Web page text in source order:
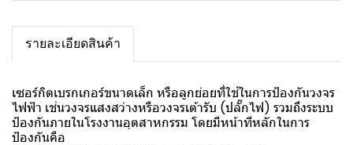
รายละเอียดสินค้า
เซอร์กิตเบรกเกอร์ขนาดเล็ก หรือลูกย่อยที่ใช้ในการป้องกันวงจร
ไฟฟ้า เช่นวงจรแสงสว่างหรือวงจรเต้ารับ (ปลั๊กไฟ) รวมถึงระบบ
ป้องกันภายในโรงงานอุตสาหกรรม โดยมีหน้าทีหลักในการ
ป้องกันคือ